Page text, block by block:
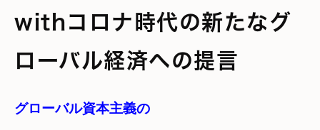
withコロナ時代の新たなグ
ローバル経済への提言
グローバル資本主義の